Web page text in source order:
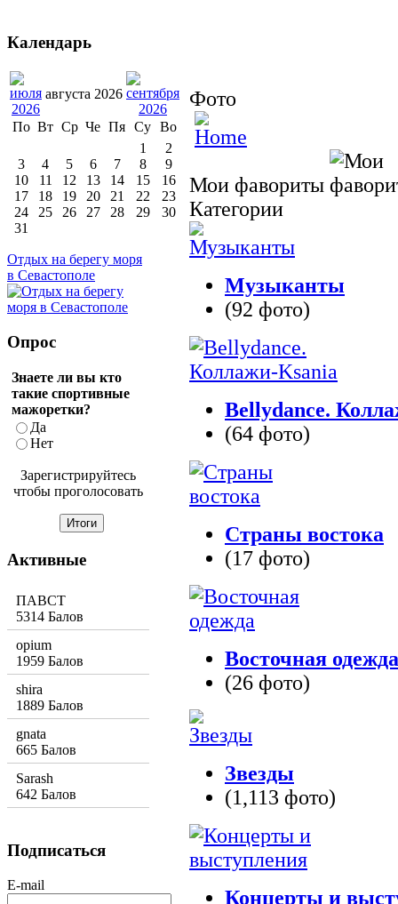
Фото
Мои фавориты
Категории
Музыканты
(92 фото)
Bellydance.
(64 фото)
Страны востока
(17 фото)
Восточная одежда
(26 фото)
Звезды
(1,113 фото)
Концерты и
Календарь
августа 2026
По Вт Ср Че Пя Су Во
1
2
3
4 5 6 7 8
9
10
11 12 13 14 15
16
17
18 19 20 21 22
23
24
25 26 27 28 29
30
31
Отдых на берегу моря
в Севастополе
Опрос
Знаете ли вы кто
такие спортивные
мажоретки?
Да
Нет
Зарегистрируйтесь
чтобы проголосовать
Активные
ПАВСТ
5314 Балов
opium
1959 Балов
shira
1889 Балов
gnata
665 Балов
Sarash
642 Балов
Подписаться
E-mail